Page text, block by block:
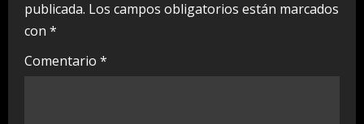
R
e
publicada. Los campos obligatorios están marcados
con *
Comentario *